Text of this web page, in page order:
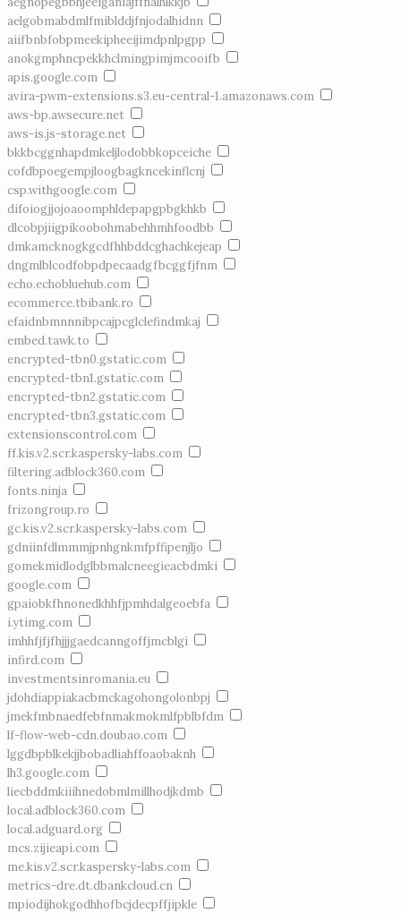
aelgobmabdmlfmiblddjfnjodalhidnn
aiifbnbfobpmeekipheeijimdpnlpgpp
anokgmphncpekkhclmingpimjmcooifb
apis.google.com
avira-pwm-extensions.s3.eu-central-1.amazonaws.com
aws-bp.awsecure.net
aws-is.js-storage.net
bkkbcggnhapdmkeljlodobbkopceiche
cofdbpoegempjloogbagkncekinflcnj
csp.withgoogle.com
difoiogjjojoaoomphldepapgpbgkhkb
dlcobpjiigpikoobohmabehhmhfoodbb
dmkamcknogkgcdfhhbddcghachkejeap
dngmlblcodfobpdpecaadgfbcggfjfnm
echo.echobluehub.com
ecommerce.tbibank.ro
efaidnbmnnnibpcajpcglclefindmkaj
embed.tawk.to
encrypted-tbn0.gstatic.com
encrypted-tbn1.gstatic.com
encrypted-tbn2.gstatic.com
encrypted-tbn3.gstatic.com
extensionscontrol.com
ff.kis.v2.scr.kaspersky-labs.com
filtering.adblock360.com
fonts.ninja
frizongroup.ro
gc.kis.v2.scr.kaspersky-labs.com
gdniinfdlmmmjpnhgnkmfpffipenjljo
gomekmidlodglbbmalcneegieacbdmki
google.com
gpaiobkfhnonedkhhfjpmhdalgeoebfa
i.ytimg.com
imhhfjfjfhjjjgaedcanngoffjmcblgi
infird.com
investmentsinromania.eu
jdohdiappiakacbmckagohongolonbpj
jmekfmbnaedfebfnmakmokmlfpblbfdm
lf-flow-web-cdn.doubao.com
lggdbpblkekjjbobadliahffoaobaknh
lh3.google.com
liecbddmkiiihnedobmlmillhodjkdmb
local.adblock360.com
local.adguard.org
mcs.zijieapi.com
me.kis.v2.scr.kaspersky-labs.com
metrics-dre.dt.dbankcloud.cn
mpiodijhokgodhhofbcjdecpffjipkle